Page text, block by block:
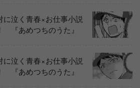
に泣く青春×お仕事小説
『あめつちのうた』
に泣く青春×お仕事小説
『あめつちのうた』